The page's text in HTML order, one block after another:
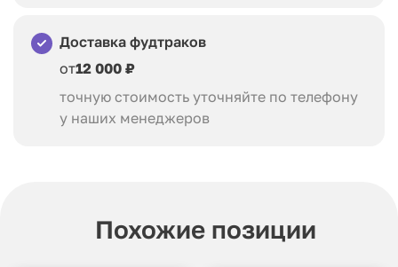
Доставка фудтраков
от12 000 ₽
точную стоимость уточняйте по телефону
у наших менеджеров
Похожие позиции